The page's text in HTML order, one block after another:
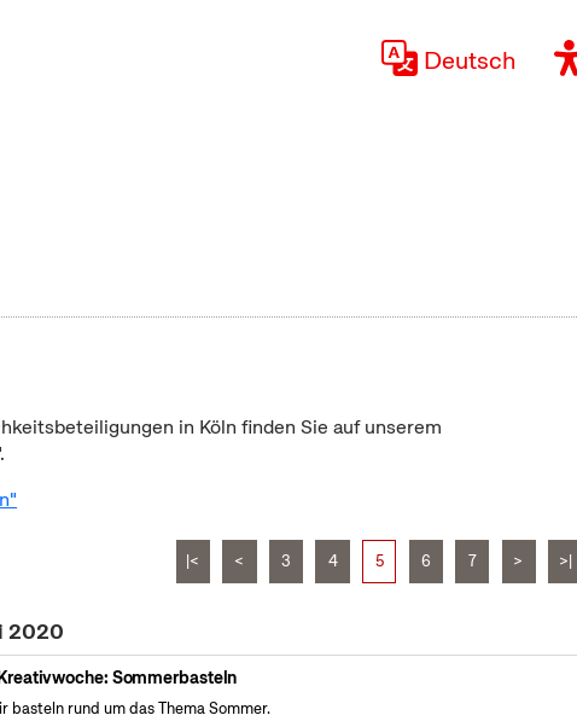
Deutsch
in Köln finden Sie auf unserem
|< < 3 4 5 6 7 > >|
2020
Sommerbasteln
basteln rund um das Thema Sommer.